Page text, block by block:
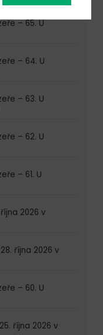
– 65. U
– 64. U
– 63. U
– 62. U
– 61. U
2026 v
října 2026 v
– 60. U
října 2026 v